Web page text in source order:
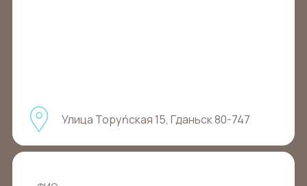
Улица Торуńская 15, Гданьск 80-747